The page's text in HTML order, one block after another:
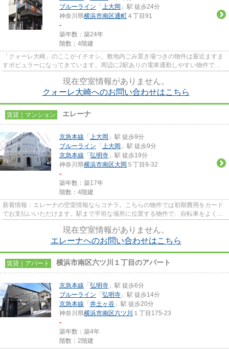
ブルーライン 「 上大岡 」駅 徒歩24分
神奈川県横浜市南区通町 ４丁目91
-
築年数：築24年
階数：4階建
「クォーレ大崎」のここがイチオシ。敷地内ごみ置き場つきの物件は最近ますま
すポピュラーになってきています。周辺に2駅ありの電車通勤しやすい物件で
現在空室情報がありません。
クォーレ大崎へのお問い合わせはこちら
賃貸｜マンション エレーナ
京急本線 「 上大岡 」駅 徒歩9分
ブルーライン 「 上大岡 」駅 徒歩9分
京急本線 「 弘明寺 」駅 徒歩19分
神奈川県横浜市南区大岡 ５丁目9-32
-
築年数：築17年
階数：4階建
新着情報：エレーナの空室情報ならコチラ。こちらの物件では初期費用をカード
でお支払いいただけます。駅まで平坦な場所に位置する物件で、自転車をよく使
現在空室情報がありません。
エレーナへのお問い合わせはこちら
賃貸｜アパート 横浜市南区六ツ川１丁目のアパート
京急本線 「 弘明寺 」駅 徒歩6分
ブルーライン 「 弘明寺 」駅 徒歩14分
京急本線 「 井土ヶ谷 」駅 徒歩20分
神奈川県横浜市南区六ツ川 １丁目175-23
-
築年数：築4年
階数：2階建